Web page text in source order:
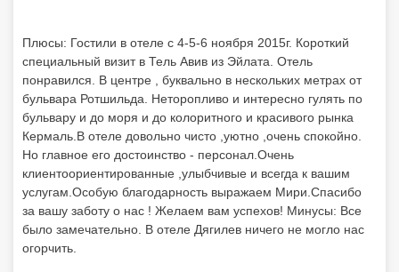
Плюсы: Гостили в отеле с 4-5-6 ноября 2015г. Короткий
специальный визит в Тель Авив из Эйлата. Отель
понравился. В центре , буквально в нескольких метрах от
бульвара Ротшильда. Неторопливо и интересно гулять по
бульвару и до моря и до колоритного и красивого рынка
Кермаль.В отеле довольно чисто ,уютно ,очень спокойно.
Но главное его достоинство - персонал.Очень
клиентоориентированные ,улыбчивые и всегда к вашим
услугам.Особую благодарность выражаем Мири.Спасибо
за вашу заботу о нас ! Желаем вам успехов! Минусы: Все
было замечательно. В отеле Дягилев ничего не могло нас
огорчить.